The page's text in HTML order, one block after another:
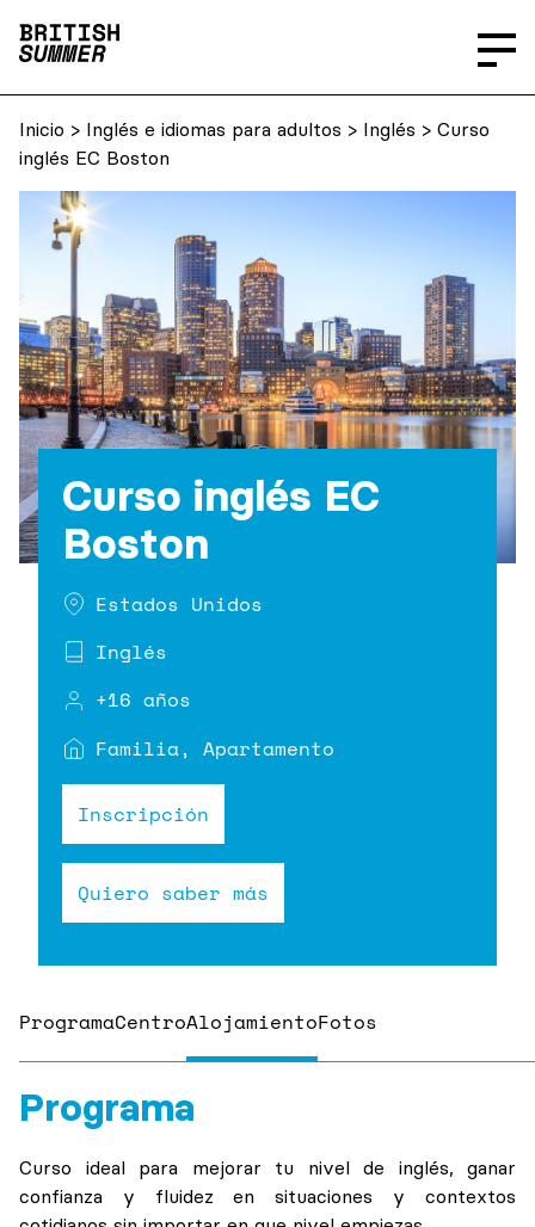
Inicio > Inglés e idiomas para adultos > Inglés > Curso
inglés EC Boston
Curso inglés EC
Boston
Estados Unidos
Inglés
+16 años
Familia, Apartamento
Inscripción
Quiero saber más
ProgramaCentroAlojamientoFotos
Programa
Curso ideal para mejorar tu nivel de inglés, ganar
confianza y fluidez en situaciones y contextos